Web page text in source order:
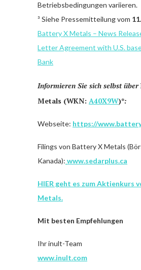
Betriebsbedingungen variieren.
³ Siehe Pressemitteilung vom
Battery X Metals – News
Letter Agreement with U.S.
Bank
Informieren Sie sich selbst über
Metals (WKN: A40X9W)*:
Webseite: https://
Filings von Battery X Metals
Kanada): www.sedarplus.ca
HIER geht es zum Aktienkurs
Metals.
Mit besten Empfehlungen
Ihr inult-Team
www.inult.com